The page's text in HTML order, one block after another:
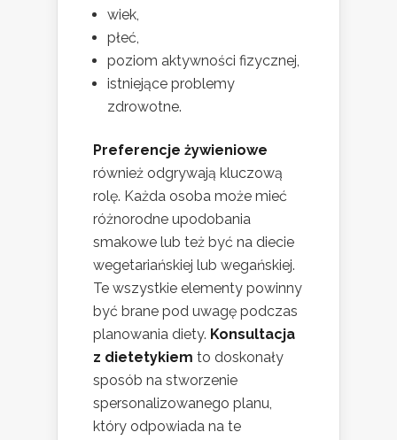
wiek,
płeć,
poziom aktywności fizycznej,
istniejące problemy
zdrowotne.
Preferencje żywieniowe
również odgrywają kluczową
rolę. Każda osoba może mieć
różnorodne upodobania
smakowe lub też być na diecie
wegetariańskiej lub wegańskiej.
Te wszystkie elementy powinny
być brane pod uwagę podczas
planowania diety. Konsultacja
z dietetykiem to doskonały
sposób na stworzenie
spersonalizowanego planu,
który odpowiada na te